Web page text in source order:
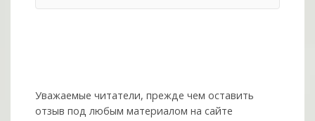
Уважаемые читатели, прежде чем оставить
отзыв под любым материалом на сайте